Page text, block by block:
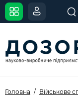
Головна Військове